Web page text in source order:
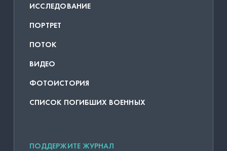
ИССЛЕДОВАНИЕ
ПОРТРЕТ
ПОТОК
ВИДЕО
ФОТОИСТОРИЯ
СПИСОК ПОГИБШИХ ВОЕННЫХ
ПОДДЕРЖИТЕ ЖУРНАЛ